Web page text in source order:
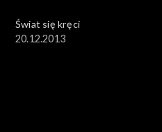
Świat się kręci
20.12.2013